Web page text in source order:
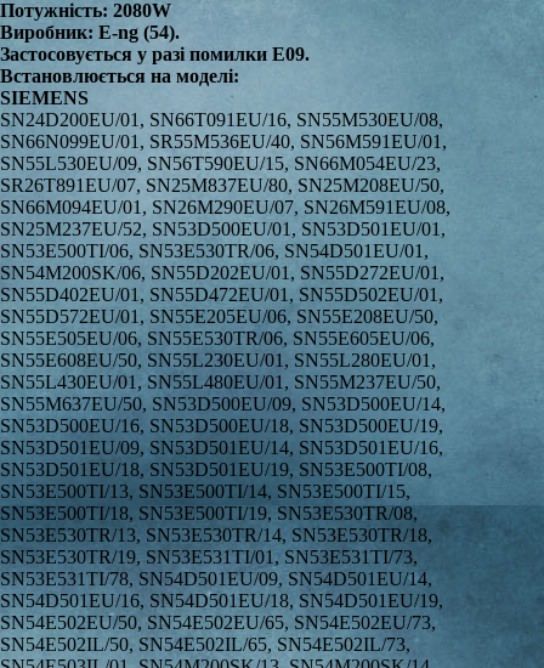
Потужність: 2080W
Виробник: E-ng (54).
Застосовується у разі помилки E09.
Встановлюється на моделі:
SIEMENS
SN24D200EU/01, SN66T091EU/16, SN55M530EU/08, SN66N099EU/01, SR55M536EU/40, SN56M591EU/01, SN55L530EU/09, SN56T590EU/15, SN66M054EU/23, SR26T891EU/07, SN25M837EU/80, SN25M208EU/50, SN66M094EU/01, SN26M290EU/07, SN26M591EU/08, SN25M237EU/52, SN53D500EU/01, SN53D501EU/01, SN53E500TI/06, SN53E530TR/06, SN54D501EU/01, SN54M200SK/06, SN55D202EU/01, SN55D272EU/01, SN55D402EU/01, SN55D472EU/01, SN55D502EU/01, SN55D572EU/01, SN55E205EU/06, SN55E208EU/50, SN55E505EU/06, SN55E530TR/06, SN55E605EU/06, SN55E608EU/50, SN55L230EU/01, SN55L280EU/01, SN55L430EU/01, SN55L480EU/01, SN55M237EU/50, SN55M637EU/50, SN53D500EU/09, SN53D500EU/14, SN53D500EU/16, SN53D500EU/18, SN53D500EU/19, SN53D501EU/09, SN53D501EU/14, SN53D501EU/16, SN53D501EU/18, SN53D501EU/19, SN53E500TI/08, SN53E500TI/13, SN53E500TI/14, SN53E500TI/15, SN53E500TI/18, SN53E500TI/19, SN53E530TR/08, SN53E530TR/13, SN53E530TR/14, SN53E530TR/18, SN53E530TR/19, SN53E531TI/01, SN53E531TI/73, SN53E531TI/78, SN54D501EU/09, SN54D501EU/14, SN54D501EU/16, SN54D501EU/18, SN54D501EU/19, SN54E502EU/50, SN54E502EU/65, SN54E502EU/73, SN54E502IL/50, SN54E502IL/65, SN54E502IL/73, SN54E503IL/01, SN54M200SK/13, SN54M200SK/14, SN54M200SK/18, SN54M200SK/19, SN55D202EU/09, SN55D202EU/14, SN55D202EU/16, SN55D202EU/18, SN55D202EU/19, SN55D272EU/14, SN55D272EU/16, SN55D272EU/18, SN55D272EU/19, SN55D402EU/09, SN55D402EU/14, SN55D402EU/16, SN55D402EU/18, SN55D402EU/19, SN55D472EU/14, SN55D472EU/16, SN55D472EU/18, SN55D472EU/19, SN55D502EU/09, SN55D502EU/14, SN55D502EU/16, SN55D502EU/18, SN55D502EU/19, SN55D572EU/09, SN55D572EU/14, SN55D572EU/16, SN55D572EU/18, SN55D572EU/19, SN55E205EU/13, SN55E205EU/14, SN55E205EU/18, SN55E205EU/19, SN55E208EU/55, SN55E208EU/65, SN55E208EU/73, SN55E502TI/50, SN55E502TI/65, SN55E502TI/73, SN55E505EU/13, SN55E505EU/14, SN55E505EU/18, SN55E505EU/19, SN55E508EU/50, SN55E508EU/55, SN55E508EU/65, SN55E508EU/73, SN55E508EU/74, SN55E530TR/13, SN55E530TR/14, SN55E530TR/18, SN55E530TR/19, SN55E605EU/13, SN55E605EU/14, SN55E605EU/18, SN55E605EU/19, SN55E608EU/55, SN55E608EU/65, SN55E608EU/73, SN55L230EU/09, SN55L230EU/14, SN55L230EU/16, SN55L230EU/18, SN55L230EU/19, SN55L280EU/09, SN55L280EU/14, SN55L280EU/16, SN55L280EU/18, SN55L280EU/19, SN55L430EU/09, SN55L430EU/14, SN55L430EU/16, SN55L430EU/18, SN55L430EU/19, SN55L480EU/09, SN55L480EU/14, SN55L480EU/16, SN55L480EU/18, SN55L480EU/19, SN55M237EU/44, SN55M237EU/55, SN55M237EU/73, SN55M239EU/50, SN55M239EU/61, SN55M239EU/73, SN55M248EU/01, SN55M248EU/44, SN55M248EU/73, SN55M248EU/75, SN55M248EU/80, SN55M286EU/01, SN55M286EU/44, SN55M286EU/73, SN55M286EU/75, SN55M439EU/50, SN55M439EU/61, SN55M439EU/73, SN55M637EU/44, SN55M637EU/55, SN55M648EU/01, SN55M648EU/44, SN55M648EU/73, SN55M648EU/75, SN55M686EU/01, SN55M686EU/44, SN55M686EU/73, SN55M686EU/74, SN55M686EU/75, SN56M256EU/50, SN56M297EU/50, SN56M456CH/50, SN56M656EU/50, SN56M697EU/50, SN56N256EU/50, SN56N256EU/73, SN56N256EU/75, SN56N294EU/01, SN56N294EU/44, SN56N294EU/73, SN56N294EU/75, SN56N294EU/81, SN56N456CH/01, SN56N456CH/73, SN56N456CH/75, SN56N656EU/50, SN56N656EU/73, SN56N656EU/75, SN56N692EU/50, SN56N694EU/50, SN56N694EU/73, SN56N694EU/75, SN58M252DE/50, SN58M256DE/50, SN58M256DE/73, SN58M452DE/50, SN58M456DE/50, SN58M456DE/73, SN58N264DE/50, SN58N464DE/50, SN58P261DE/50, SN58P261DE/73, SN58P261DE/75, SN58P264DE/01, SN58P461DE/50, SN58P461DE/73, SN58P461DE/75, SN58P464DE/01, SN59E500NL/01, SN59E500NL/09, SN59E500NL/18, SN59E500NL/19, SN59E501NL/01, SN59E501NL/09, SN59E501NL/18, SN59E501NL/19, SN22D200TR/17, SN22D200TR/23, SN22D200TR/25, SN22D200TR/28, SN22D200TR/29, SN22D200TR/34, SN22E200TR/01, SN22E200TR/02, SN22E200TR/03, SN22E200TR/04, SN22E200TR/07, SN22E200TR/08, SN22E200TR/10, SN23E200EU/01, SN23E200EU/02, SN23E200EU/04, SN23E200EU/06, SN23E200EU/07, SN23E200TR/01, SN23E200TR/02, SN23E200TR/03, SN23E200TR/04, SN23E200TR/07, SN23E200TR/08, SN23E200TR/10, SN23E200TR/17, SN23E200TR/23, SN23E200TR/25, SN23E200TR/28, SN23E200TR/29, SN23E200TR/34, SN23E831TI/80, SN23E831TI/82, SN23E831TI/86, SN23E831TI/87, SN23E900TR/01, SN23E900TR/02, SN23E900TR/03, SN23E900TR/04, SN23E900TR/07, SN23E900TR/10, SN23E900TR/23, SN23E900TR/25, SN23E900TR/28, SN23E900TR/29, SN23E900TR/34, SN24D200EU/03, SN24D200EU/07, SN24D200EU/10, SN24D200EU/17, SN24D200EU/25, SN24D200EU/28, SN24D200EU/29, SN24D200EU/34, SN24D200IN/17, SN24D200IN/25, SN24D200IN/28, SN24D200IN/29, SN24D201EU/01, SN24D201EU/03, SN24D201EU/07, SN24D201EU/10, SN24D201EU/17, SN24D201EU/25, SN24D201EU/28, SN24D201EU/29, SN24D201EU/34, SN24D202EU/23, SN24D202EU/25, SN24D202EU/28, SN24D202EU/29, SN24D202EU/34, SN24D203EU/23, SN24D203EU/25, SN24D203EU/28, SN24D203EU/29, SN24D203EU/34, SN24D204EU/23, SN24D204EU/25, SN24D204EU/28, SN24D204EU/29, SN24D204EU/34, SN24D205EU/34, SN24D230TR/17, SN24D230TR/23, SN24D230TR/25, SN24D230TR/28, SN24D230TR/34, SN24D270RU/23, SN24D270RU/25, SN24D270RU/28, SN24D280TR/17, SN24D280TR/25, SN24D280TR/28, SN24D280TR/34, SN24D800EU/01, SN24D800EU/03, SN24D800EU/07, SN24D800EU/10, SN24D800EU/25, SN24D800EU/28, SN24D800EU/29, SN24D800EU/34, SN24D801EU/01, SN24D801EU/03, SN24D801EU/07, SN24D801EU/10, SN24D801EU/25, SN24D801EU/28, SN24D801EU/29, SN24D801EU/34, SN24D803EU/25, SN24D830TR/23, SN24D830TR/25, SN24D830TR/28, SN24D830TR/29, SN24D830TR/34, SN24E200EU/01, SN24E200EU/02, SN24E200EU/04, SN24E200EU/06, SN24E200EU/07, SN24E200EU/21, SN24E200EU/25, SN24E200EU/28, SN24E201EP/01, SN24E201EU/01, SN24E201EU/02, SN24E201EU/04, SN24E201EU/06, SN24E201EU/07, SN24E201EU/21, SN24E201EU/25, SN24E201EU/28, SN24E201EU/29, SN24E201EU/32, SN24E202EU/01, SN24E202EU/02, SN24E202EU/03, SN24E204EU/01, SN24E204EU/32, SN24E204EU/43, SN24E204EU/51, SN24E204EU/57, SN24E209EU/01, SN24E209EU/02, SN24E209EU/03, SN24E209EU/04, SN24E209EU/07, SN24E209EU/10, SN24E209EU/17, SN24E209EU/25, SN24E209EU/28, SN24E209EU/29, SN24E209EU/34, SN24E211IL/44, SN24E211IL/51, SN24E211IL/52, SN24E211IL/55, SN24E211IL/59, SN24E230TR/01, SN24E230TR/02, SN24E230TR/03, SN24E230TR/04, SN24E230TR/07, SN24E230TR/10, SN24E802EU/01, SN24E802EU/02, SN24E802EU/03, SN24E830TR/01, SN24E830TR/02, SN24E830TR/03, SN24E830TR/04, SN24E830TR/07, SN24E830TR/10, SN24M200EU/01, SN24M200EU/02, SN24M200EU/04, SN24M200EU/07, SN24M200EU/21, SN24M200EU/25, SN24M200EU/28, SN24M200EU/29, SN24M205EU/01, SN24M205EU/02, SN24M205EU/03, SN24M205EU/04, SN24M205EU/07, SN24M205EU/10, SN24M205EU/25, SN24M205EU/28, SN24M205EU/29, SN24M205EU/34, SN24M207EU/01, SN24M207EU/03, SN24M207EU/04, SN24M207EU/07, SN24M207EU/10, SN24M207EU/25, SN24M207EU/28, SN24M207EU/29, SN24M207EU/34, SN24M230EU/07, SN24M234EU/01, SN24M234EU/43, SN24M234EU/44, SN24M234EU/51, SN24M234EU/52, SN24M234EU/55, SN24M234EU/59, SN24M250EU/01, SN24M250EU/51, SN24M250EU/52, SN24M280EU/01, SN24M280EX/01, SN24M280EX/02, SN24M280EX/03, SN24M280EX/07, SN24M281EU/01, SN24M281EU/18, SN24M281EU/19, SN24M281EU/21, SN24M281EU/23, SN24M281EU/25, SN24M281EU/28, SN24M281EU/32, SN24M282EX/01, SN24M282EX/18, SN24M282EX/19, SN24M282EX/21, SN24M282EX/23, SN24M282EX/25, SN24M282EX/28, SN24M283EU/01, SN24M283EU/32, SN24M283EU/43, SN24M283EU/44, SN24M283EU/51, SN24M283EU/52, SN24M283EU/55, SN24M283EU/59, SN24M284EU/01, SN24M284EU/43, SN24M284EU/44, SN24M284EU/51, SN24M284EU/52, SN24M284EU/55, SN24M284EU/59, SN25D200EU/23, SN25D200EU/25, SN25D200EU/28, SN25D200EU/29, SN25D200EU/34, SN25D201EU/01, SN25D202EU/23, SN25D202EU/25, SN25D202EU/28, SN25D202EU/29, SN25D202EU/34, SN25D273EU/23, SN25D273EU/25, SN25D273EU/28, SN25D273EU/29, SN25D273EU/34, SN25D800EU/23, SN25D800EU/25, SN25D800EU/28, SN25D800EU/29, SN25D800EU/34, SN25D800GC/01, SN25E200EU/01, SN25E200EU/02, SN25E200EU/03, SN25E200EU/04, SN25E200FF/01, SN25E200FF/02, SN25E200FF/04, SN25E200FF/06, SN25E200FF/07, SN25E200FF/21, SN25E200FF/25, SN25E200FF/28, SN25E200FF/29, SN25E200FF/32, SN25E200FR/01, SN25E201EP/01, SN25E201EU/01, SN25E201EU/02, SN25E201EU/04, SN25E201EU/06, SN25E201EU/07, SN25E201EU/21, SN25E201EU/25, SN25E201EU/28, SN25E201FF/01, SN25E201FF/02, SN25E201FF/03, SN25E202EU/01, SN25E202EU/02, SN25E202EU/04, SN25E202EU/06, SN25E202EU/07, SN25E202EU/21, SN25E202EU/25, SN25E202EU/28, SN25E202EU/29, SN25E202EU/32, SN25E202FF/01, SN25E202FF/32, SN25E202FF/43, SN25E202FF/49, SN25E202FF/51, SN25E202FF/52, SN25E202FF/57, SN25E202FF/59, SN25E203EU/01, SN25E204EU/01, SN25E205EU/01, SN25E206EU/01, SN25E206EU/21, SN25E206EU/26, SN25E206EU/28, SN25E207EU/01, SN25E208EU/01, SN25E208EU/02, SN25E208EU/03, SN25E208EU/04, SN25E208EU/07, SN25E208EU/10, SN25E209EU/29, SN25E209EU/32, SN25E209EU/43, SN25E209EU/44, SN25E209EU/51, SN25E209EU/52, SN25E209EU/55, SN25E209EU/59, SN25E209GC/01, SN25E209GC/43, SN25E209GC/44, SN25E209GC/51, SN25E209GC/52, SN25E209GC/55, SN25E209GC/59, SN25E210EU/01, SN25E210EU/32, SN25E210EU/43, SN25E210EU/51, SN25E210EU/52, SN25E211EU/33, SN25E212RU/01, SN25E212RU/55, SN25E212RU/59, SN25E212RU/80, SN25E213EU/80, SN25E213EU/86, SN25E213EU/93, SN25E230EA/07, SN25E230EA/21, SN25E230EA/22, SN25E230EA/25, SN25E230EA/28, SN25E230EA/29, SN25E230EA/32, SN25E230EA/43, SN25E230EA/44, SN25E230EA/51, SN25E230EA/52, SN25E230EA/55, SN25E230EA/59, SN25E230EA/80, SN25E230EA/82, SN25E230EA/86, SN25E230EA/87, SN25E230TR/01, SN25E230TR/02, SN25E230TR/03, SN25E230TR/04, SN25E230TR/07, SN25E230TR/10, SN25E230TR/17, SN25E230TR/23, SN25E230TR/25, SN25E230TR/28, SN25E230TR/29, SN25E230TR/34, SN25E270EU/01, SN25E270EU/21, SN25E270EU/28, SN25E271EU/01, SN25E271EU/52, SN25E271EU/57, SN25E271EU/80, SN25E271EU/86, SN25E271EU/93, SN25E280EU/01, SN25E280EU/32, SN25E280EU/43, SN25E280EU/52, SN25E280EU/57, SN25E280EU/59, SN25E280EU/80, SN25E280EU/86, SN25E280EU/93, SN25E800EU/01, SN25E800EU/02, SN25E800EU/04, SN25E800EU/06, SN25E800EU/07, SN25E801EP/01, SN25E801EU/01, SN25E801EU/02, SN25E801EU/04, SN25E801EU/06, SN25E801EU/07, SN25E801TI/01, SN25E801TI/21, SN25E801TI/22, SN25E801TI/25, SN25E801TI/28, SN25E801TI/29, SN25E801TI/32, SN25E801TI/43, SN25E801TI/44, SN25E801TI/51, SN25E801TI/52, SN25E801TI/55, SN25E801TI/59, SN25E801UK/01, SN25E803EU/01, SN25E804EU/01, SN25E805EU/01, SN25E806E